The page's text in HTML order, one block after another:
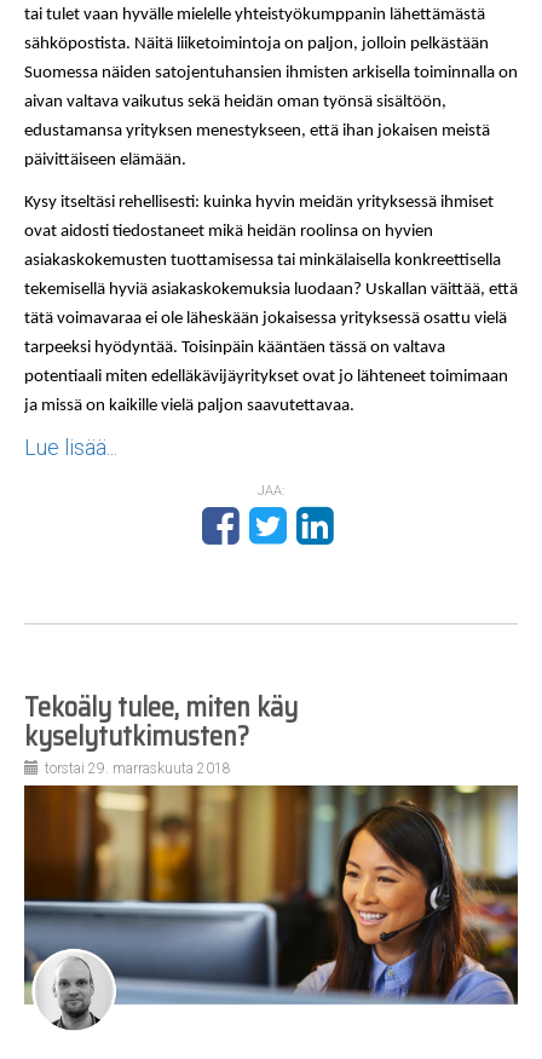
tai tulet vaan hyvälle mielelle yhteistyökumppanin lähettämästä
sähköpostista. Näitä liiketoimintoja on paljon, jolloin pelkästään
Suomessa näiden satojentuhansien ihmisten arkisella toiminnalla on
aivan valtava vaikutus sekä heidän oman työnsä sisältöön,
edustamansa yrityksen menestykseen, että ihan jokaisen meistä
päivittäiseen elämään.
Kysy itseltäsi rehellisesti: kuinka hyvin meidän yrityksessä ihmiset
ovat aidosti tiedostaneet mikä heidän roolinsa on hyvien
asiakaskokemusten tuottamisessa tai minkälaisella konkreettisella
tekemisellä hyviä asiakaskokemuksia luodaan? Uskallan väittää, että
tätä voimavaraa ei ole läheskään jokaisessa yrityksessä osattu vielä
tarpeeksi hyödyntää. Toisinpäin kääntäen tässä on valtava
potentiaali miten edelläkävijäyritykset ovat jo lähteneet toimimaan
ja missä on kaikille vielä paljon saavutettavaa.
Lue lisää...
JAA:
Tekoäly tulee, miten käy
kyselytutkimusten?
torstai 29. marraskuuta 2018